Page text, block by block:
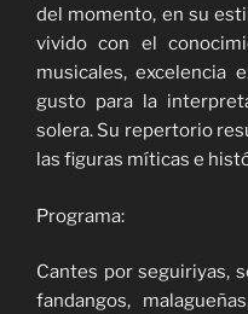
del momento, en su
vivido con el
musicales, excelencia
gusto para la
solera. Su repertorio
las figuras míticas e
Programa:
Cantes por seguiriyas,
fandangos,